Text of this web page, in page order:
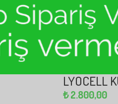
LYOCELL
₺2.800,00